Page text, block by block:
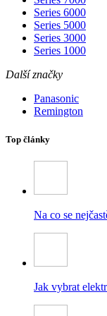
Series 6000
Series 5000
Series 3000
Series 1000
Další značky
Panasonic
Remington
Top články
Na co se
Jak vybrat